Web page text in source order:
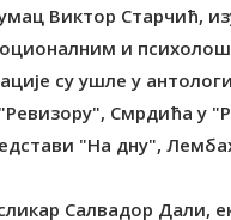
Виктор Старчић,
и
су ушле у
Смрдића у
"На дну",
Салвадор Дали,